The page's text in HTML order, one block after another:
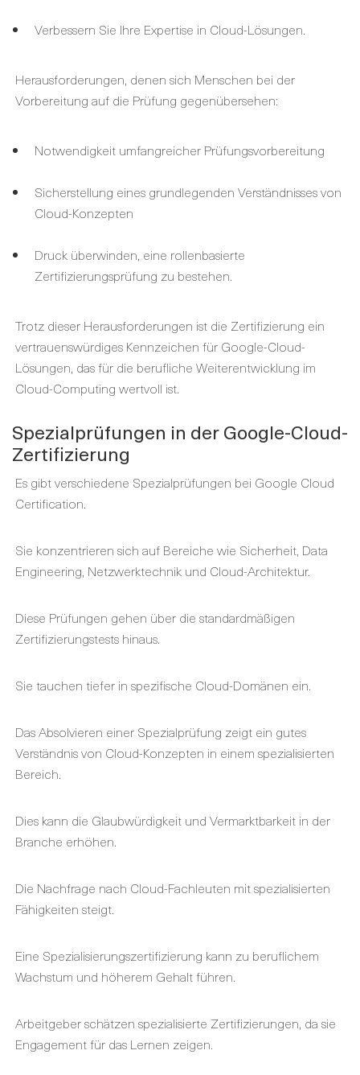
Verbessern Sie Ihre Expertise in Cloud-Lösungen.
Herausforderungen, denen sich Menschen bei der
Vorbereitung auf die Prüfung gegenübersehen:
Notwendigkeit umfangreicher Prüfungsvorbereitung
Sicherstellung eines grundlegenden Verständnisses von
Cloud-Konzepten
Druck überwinden, eine rollenbasierte
Zertifizierungsprüfung zu bestehen.
Trotz dieser Herausforderungen ist die Zertifizierung ein
vertrauenswürdiges Kennzeichen für Google-Cloud-
Lösungen, das für die berufliche Weiterentwicklung im
Cloud-Computing wertvoll ist.
Spezialprüfungen in der Google-Cloud-
Zertifizierung
Es gibt verschiedene Spezialprüfungen bei Google Cloud
Certification.
Sie konzentrieren sich auf Bereiche wie Sicherheit, Data
Engineering, Netzwerktechnik und Cloud-Architektur.
Diese Prüfungen gehen über die standardmäßigen
Zertifizierungstests hinaus.
Sie tauchen tiefer in spezifische Cloud-Domänen ein.
Das Absolvieren einer Spezialprüfung zeigt ein gutes
Verständnis von Cloud-Konzepten in einem spezialisierten
Bereich.
Dies kann die Glaubwürdigkeit und Vermarktbarkeit in der
Branche erhöhen.
Die Nachfrage nach Cloud-Fachleuten mit spezialisierten
Fähigkeiten steigt.
Eine Spezialisierungszertifizierung kann zu beruflichem
Wachstum und höherem Gehalt führen.
Arbeitgeber schätzen spezialisierte Zertifizierungen, da sie
Engagement für das Lernen zeigen.